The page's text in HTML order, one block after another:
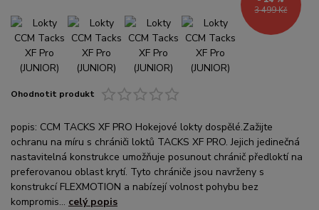
3 499 Kč
Ohodnotit produkt
popis: CCM TACKS XF PRO Hokejové lokty dospělé.Zažijte
ochranu na míru s chrániči loktů TACKS XF PRO. Jejich jedinečná
nastavitelná konstrukce umožňuje posunout chránič předloktí na
preferovanou oblast krytí. Tyto chrániče jsou navrženy s
konstrukcí FLEXMOTION a nabízejí volnost pohybu bez
kompromis... celý popis